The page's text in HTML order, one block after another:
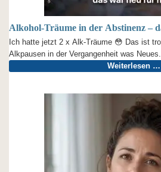
Alkohol-Träume in der Abstinenz –
Ich hatte jetzt 2 x Alk-Träume 😳 Das ist
Alkpausen in der Vergangenheit was
Weiterlesen …